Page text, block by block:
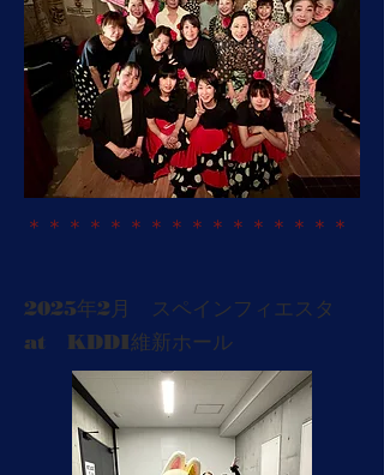
＊＊＊＊＊＊＊＊＊＊＊＊＊＊＊＊
2025年2月 スペインフィエスタ
​at KDDI維新ホール